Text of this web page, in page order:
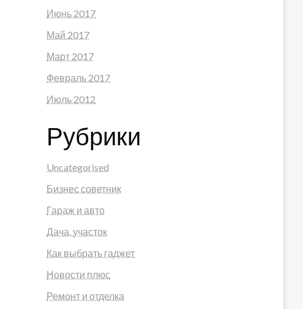
Июнь 2017
Май 2017
Март 2017
Февраль 2017
Июль 2012
Рубрики
Uncategorised
Бизнес советник
Гараж и авто
Дача, участок
Как выбрать гаджет
Новости плюс
Ремонт и отделка